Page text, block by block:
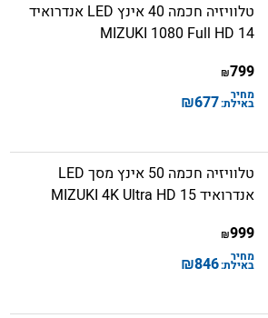
טלוויזיה חכמה 40 אינץ LED אנדרואיד
14 MIZUKI 1080 Full HD
799
₪
מחיר
באילת:677
₪
טלוויזיה חכמה 50 אינץ מסך LED
אנדרואיד 15 MIZUKI 4K Ultra HD
999
₪
מחיר
באילת:846
₪